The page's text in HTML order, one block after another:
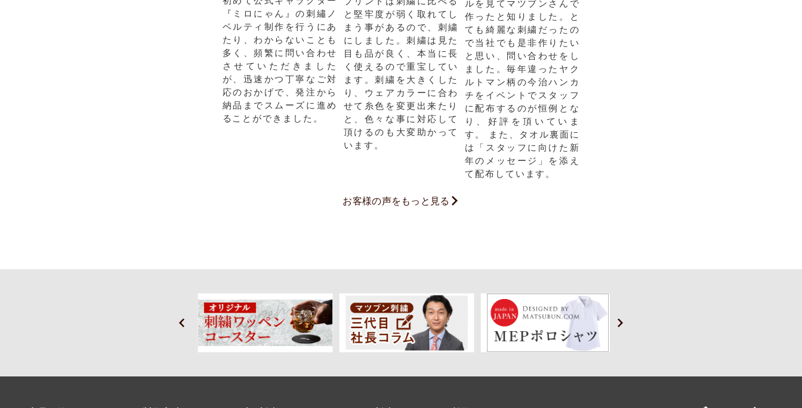
『ミロにゃん』の刺繡ノ
ベルティ制作を行うにあ
たり、わからないことも
多く、頻繁に問い合わせ
させていただきました
が、迅速かつ丁寧なご対
応のおかげで、発注から
納品までスムーズに進め
ることができました。
と堅牢度が弱く取れてし
まう事があるので、刺繍
にしました。刺繍は見た
目も品が良く、本当に長
く使えるので重宝してい
ます。刺繍を大きくした
り、ウェアカラーに合わ
せて糸色を変更出来たり
と、色々な事に対応して
頂けるのも大変助かって
います。
ルを見てマツブンさんで
作ったと知りました。と
ても綺麗な刺繍だったの
で当社でも是非作りたい
と思い、問い合わせをし
ました。毎年違ったヤク
ルトマン柄の今治ハンカ
チをイベントでスタッフ
に配布するのが恒例とな
り、好評を頂いていま
す。 また、タオル裏面に
は「スタッフに向けた新
年のメッセージ」を添え
て配布しています。
お客様の声をもっと見る